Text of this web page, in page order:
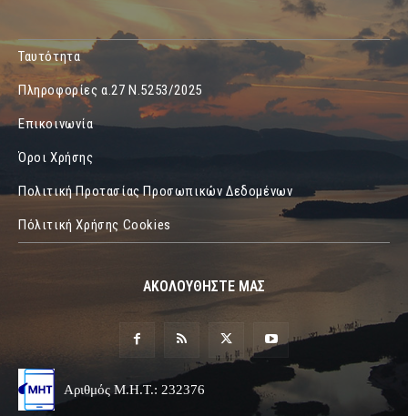
Ταυτότητα
Πληροφορίες α.27 Ν.5253/2025
Επικοινωνία
Όροι Χρήσης
Πολιτική Προτασίας Προσωπικών Δεδομένων
Πόλιτική Χρήσης Cookies
ΑΚΟΛΟΥΘΗΣΤΕ ΜΑΣ
Αριθμός Μ.Η.Τ.: 232376